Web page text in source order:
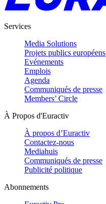
Services
Media Solutions
Projets publics européens
Evénements
Emplois
Agenda
Communiqués de presse
Members’ Circle
À Propos d'Euractiv
À propos d’Euractiv
Contactez-nous
Mediahuis
Communiqués de presse
Publicité politique
Abonnements